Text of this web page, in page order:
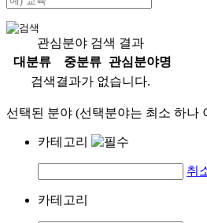
관심분야 검색 결과
대분류
중분류
관심분야명
검색결과가 없습니다.
선택된 분야 (선택분야는 최소 하나
카테고리
취
카테고리